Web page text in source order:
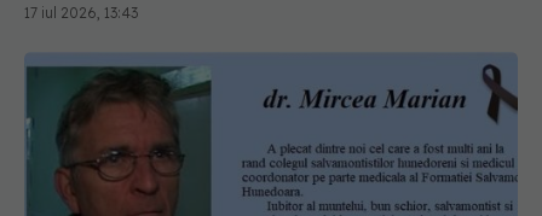
17 iul 2026, 13:43